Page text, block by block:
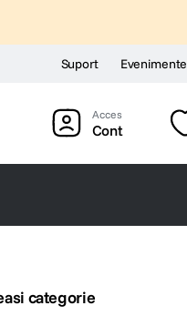
Suport Evenimente
Cont
categorie